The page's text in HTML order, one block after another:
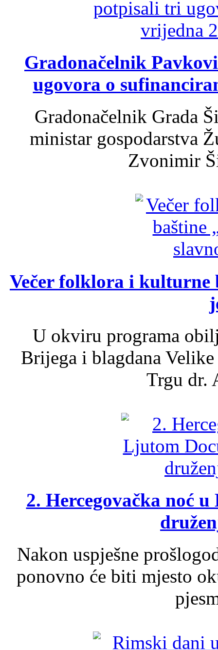
Gradonačelnik
ugovora o
Gradonačelnik Grada
ministar gospodarstva
Zvonimir
Večer folklora i kulturne
U okviru programa
Brijega i blagdana
Trgu dr.
2. Hercegovačka noć
Nakon uspješne
ponovno će biti mjesto